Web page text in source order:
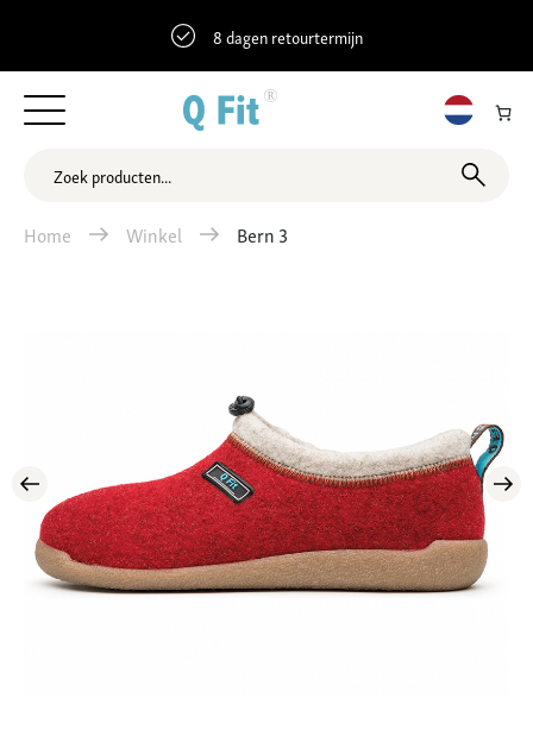
8 dagen retourtermijn
Home Winkel Bern 3